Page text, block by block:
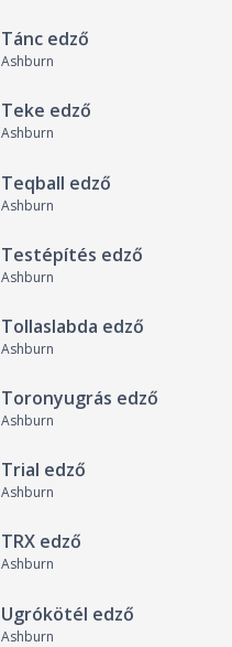
Tánc edző
Ashburn
Teke edző
Ashburn
Teqball edző
Ashburn
Testépítés edző
Ashburn
Tollaslabda edző
Ashburn
Toronyugrás edző
Ashburn
Trial edző
Ashburn
TRX edző
Ashburn
Ugrókötél edző
Ashburn